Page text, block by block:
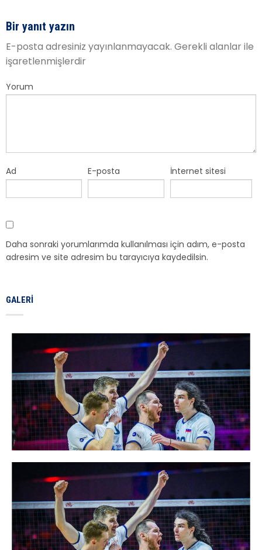
Bir yanıt yazın
E-posta adresiniz yayınlanmayacak. Gerekli alanlar ile
işaretlenmişlerdir
Yorum
Ad E-posta İnternet sitesi
Daha sonraki yorumlarımda kullanılması için adım, e-posta
adresim ve site adresim bu tarayıcıya kaydedilsin.
GALERI